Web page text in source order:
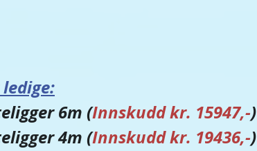
6m (Innskudd kr. 15947,-)
4m (Innskudd kr. 19436,-)